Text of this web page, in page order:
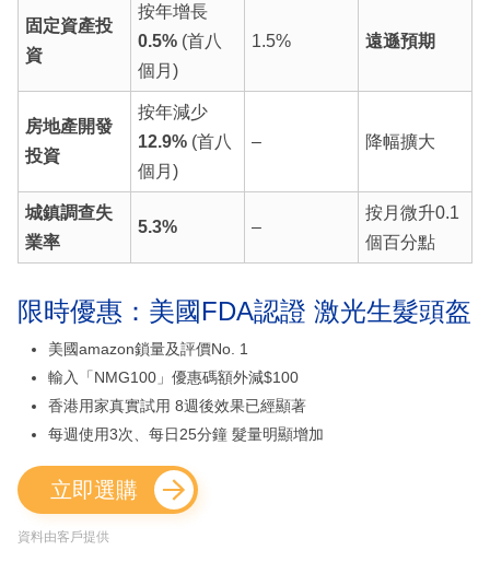
固定資產投
資
按年增長
0.5%(首八
個月)
1.5% 遠遜預期
房地產開發
投資
按年減少
12.9%(首八
個月)
– 降幅擴大
城鎮調查失
業率
5.3% –
按月微升0.1
個百分點
限時優惠：美國FDA認證 激光生髮頭盔
美國amazon鎖量及評價No. 1
輸入「NMG100」優惠碼額外減$100
香港用家真實試用 8週後效果已經顯著
每週使用3次、每日25分鐘 髮量明顯增加
立即選購
資料由客戶提供